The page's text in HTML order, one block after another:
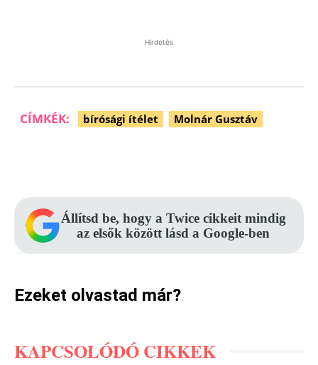
Hirdetés
CÍMKÉK: bírósági ítélet Molnár Gusztáv
Állítsd be, hogy a Twice cikkeit mindig
az elsők között lásd a Google-ben
Ezeket olvastad már?
KAPCSOLÓDÓ CIKKEK